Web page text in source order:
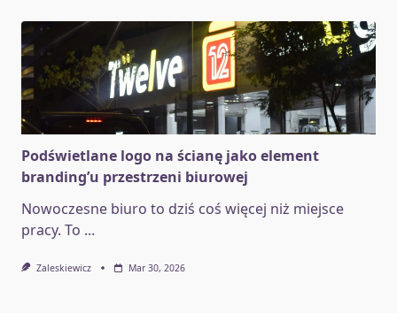
Podświetlane logo na ścianę jako element
branding’u przestrzeni biurowej
Nowoczesne biuro to dziś coś więcej niż miejsce
pracy. To ...
Zaleskiewicz Mar 30, 2026